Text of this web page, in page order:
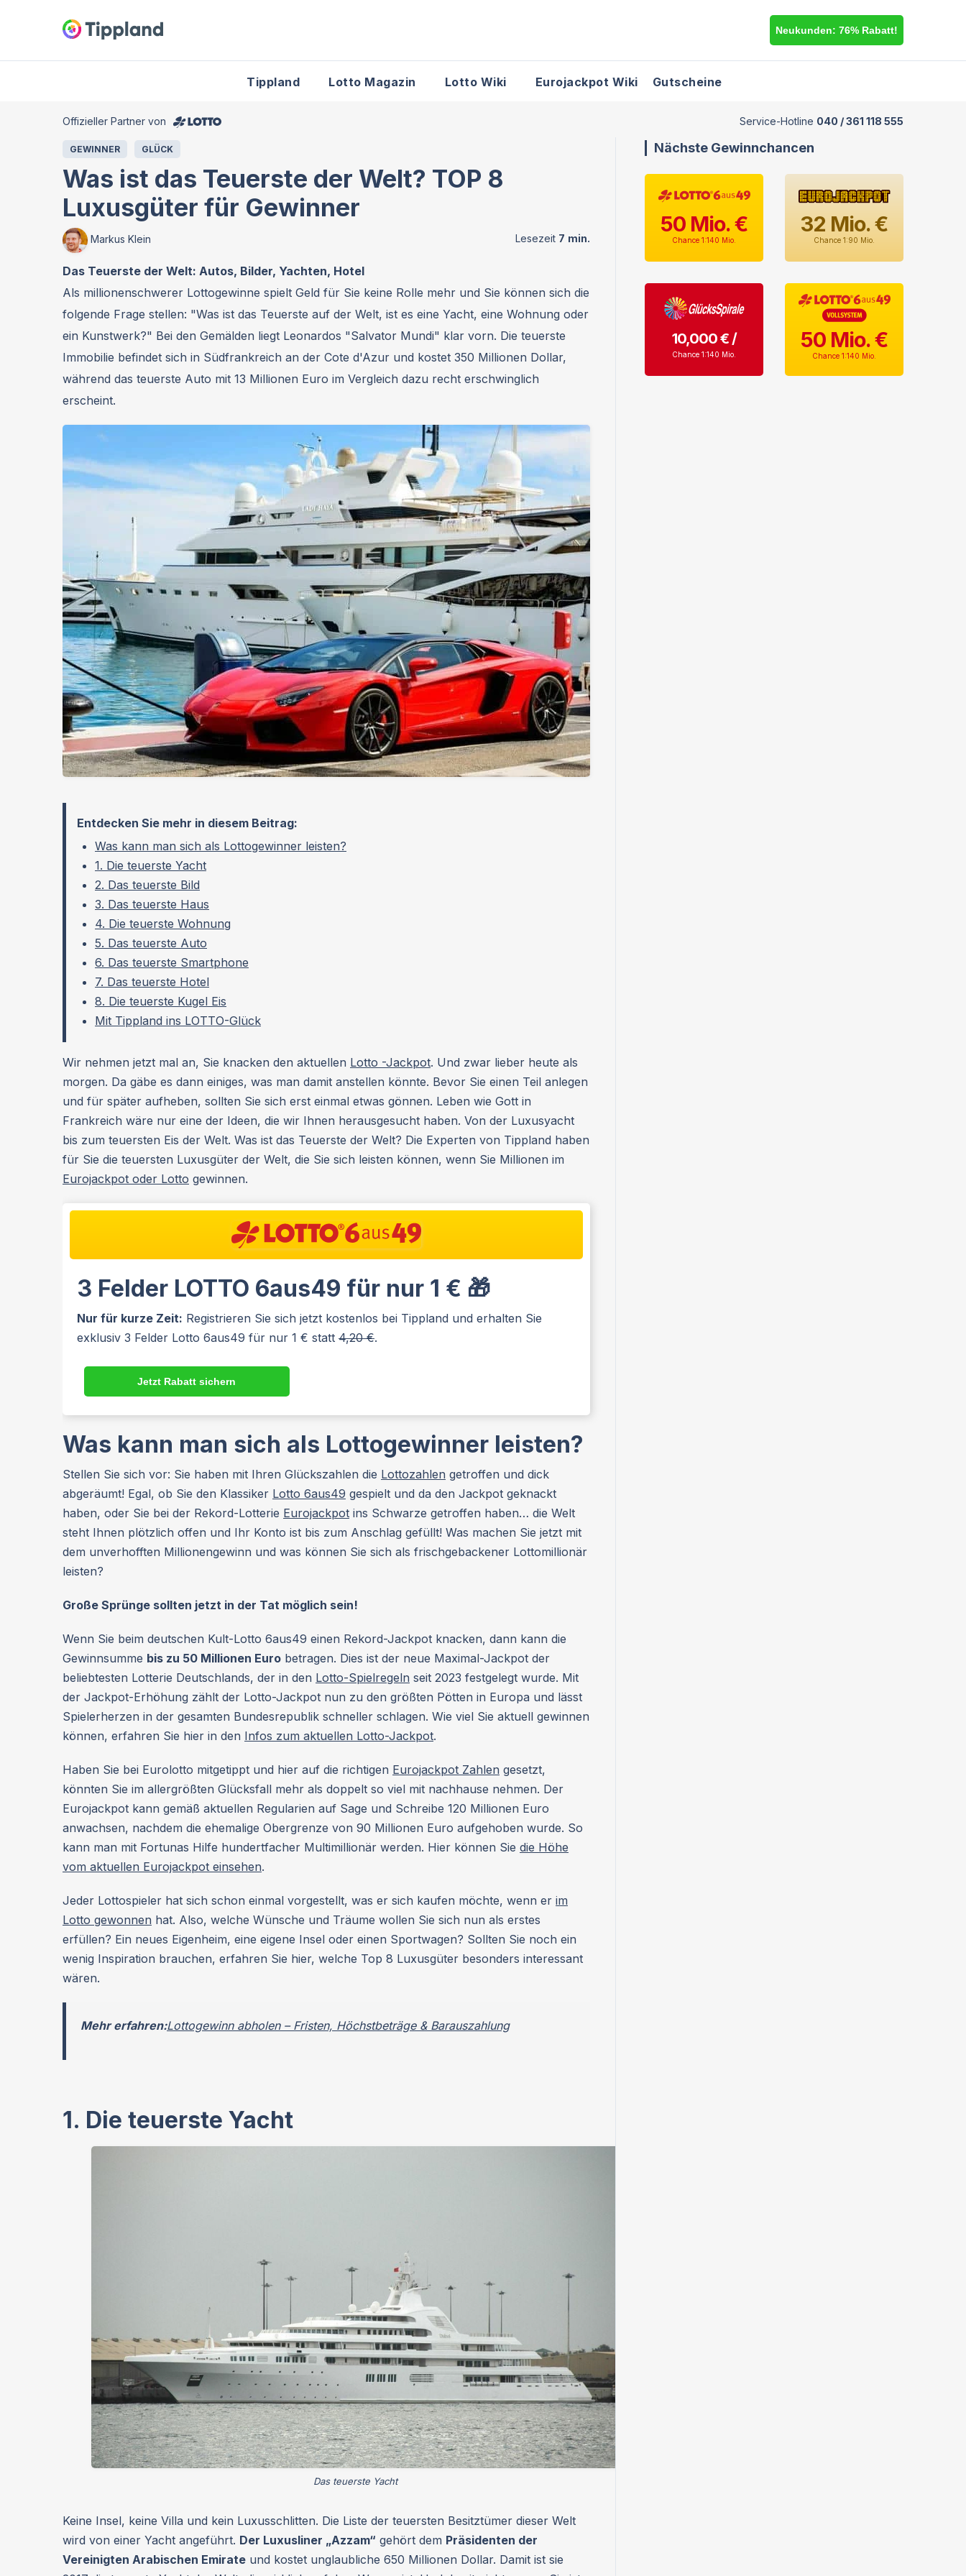
Neukunden: 76% Rabatt!
Tippland Lotto Magazin Lotto Wiki Eurojackpot Wiki Gutscheine
Offizieller Partner von Service-Hotline 040 / 361 118 555
GEWINNER GLÜCK
Was ist das Teuerste der Welt? TOP 8
Luxusgüter für Gewinner
Markus Klein
Das Teuerste der Welt: Autos, Bilder, Yachten, Hotel
Als millionenschwerer Lottogewinne spielt Geld für Sie keine Rolle mehr und Sie können sich die
folgende Frage stellen: "Was ist das Teuerste auf der Welt, ist es eine Yacht, eine Wohnung oder
ein Kunstwerk?" Bei den Gemälden liegt Leonardos "Salvator Mundi" klar vorn. Die teuerste
Immobilie befindet sich in Südfrankreich an der Cote d'Azur und kostet 350 Millionen Dollar,
während das teuerste Auto mit 13 Millionen Euro im Vergleich dazu recht erschwinglich
erscheint.
Entdecken Sie mehr in diesem Beitrag:
Was kann man sich als Lottogewinner leisten?
1. Die teuerste Yacht
2. Das teuerste Bild
3. Das teuerste Haus
4. Die teuerste Wohnung
5. Das teuerste Auto
6. Das teuerste Smartphone
7. Das teuerste Hotel
8. Die teuerste Kugel Eis
Mit Tippland ins LOTTO-Glück
Wir nehmen jetzt mal an, Sie knacken den aktuellen Lotto -Jackpot. Und zwar lieber heute als
morgen. Da gäbe es dann einiges, was man damit anstellen könnte. Bevor Sie einen Teil anlegen
und für später aufheben, sollten Sie sich erst einmal etwas gönnen. Leben wie Gott in
Frankreich wäre nur eine der Ideen, die wir Ihnen herausgesucht haben. Von der Luxusyacht
bis zum teuersten Eis der Welt. Was ist das Teuerste der Welt? Die Experten von Tippland haben
für Sie die teuersten Luxusgüter der Welt, die Sie sich leisten können, wenn Sie Millionen im
Eurojackpot oder Lotto gewinnen.
3 Felder LOTTO 6aus49 für nur 1 € 🎁
Nur für kurze Zeit: Registrieren Sie sich jetzt kostenlos bei Tippland und erhalten Sie
exklusiv 3 Felder Lotto 6aus49 für nur 1 € statt 4,20 €.
Jetzt Rabatt sichern
Was kann man sich als Lottogewinner leisten?
Stellen Sie sich vor: Sie haben mit Ihren Glückszahlen die Lottozahlen getroffen und dick
abgeräumt! Egal, ob Sie den Klassiker Lotto 6aus49 gespielt und da den Jackpot geknackt
haben, oder Sie bei der Rekord-Lotterie Eurojackpot ins Schwarze getroffen haben… die Welt
steht Ihnen plötzlich offen und Ihr Konto ist bis zum Anschlag gefüllt! Was machen Sie jetzt mit
dem unverhofften Millionengewinn und was können Sie sich als frischgebackener Lottomillionär
leisten?
Große Sprünge sollten jetzt in der Tat möglich sein!
Wenn Sie beim deutschen Kult-Lotto 6aus49 einen Rekord-Jackpot knacken, dann kann die
Gewinnsumme bis zu 50 Millionen Euro betragen. Dies ist der neue Maximal-Jackpot der
beliebtesten Lotterie Deutschlands, der in den Lotto-Spielregeln seit 2023 festgelegt wurde. Mit
der Jackpot-Erhöhung zählt der Lotto-Jackpot nun zu den größten Pötten in Europa und lässt
Spielerherzen in der gesamten Bundesrepublik schneller schlagen. Wie viel Sie aktuell gewinnen
können, erfahren Sie hier in den Infos zum aktuellen Lotto-Jackpot.
Haben Sie bei Eurolotto mitgetippt und hier auf die richtigen Eurojackpot Zahlen gesetzt,
könnten Sie im allergrößten Glücksfall mehr als doppelt so viel mit nachhause nehmen. Der
Eurojackpot kann gemäß aktuellen Regularien auf Sage und Schreibe 120 Millionen Euro
anwachsen, nachdem die ehemalige Obergrenze von 90 Millionen Euro aufgehoben wurde. So
kann man mit Fortunas Hilfe hundertfacher Multimillionär werden. Hier können Sie die Höhe
vom aktuellen Eurojackpot einsehen.
Jeder Lottospieler hat sich schon einmal vorgestellt, was er sich kaufen möchte, wenn er im
Lotto gewonnen hat. Also, welche Wünsche und Träume wollen Sie sich nun als erstes
erfüllen? Ein neues Eigenheim, eine eigene Insel oder einen Sportwagen? Sollten Sie noch ein
wenig Inspiration brauchen, erfahren Sie hier, welche Top 8 Luxusgüter besonders interessant
wären.
Mehr erfahren:Lottogewinn abholen – Fristen, Höchstbeträge & Barauszahlung
1. Die teuerste Yacht
Das teuerste Yacht
Keine Insel, keine Villa und kein Luxusschlitten. Die Liste der teuersten Besitztümer dieser Welt
wird von einer Yacht angeführt. Der Luxusliner „Azzam“ gehört dem Präsidenten der
Vereinigten Arabischen Emirate und kostet unglaubliche 650 Millionen Dollar. Damit ist sie
Nächste Gewinnchancen
50 Mio. €
Chance 1:140 Mio.
32 Mio. €
Chance 1:90 Mio.
10,000 € /
Monat
Chance 1:140 Mio.
50 Mio. €
Chance 1:140 Mio.